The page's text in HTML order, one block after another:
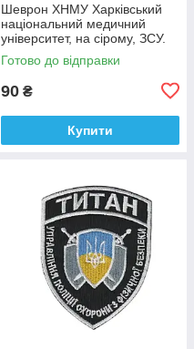
Шеврон ХНМУ Харківський
національний медичний
університет, на сірому, ЗСУ.
діаметр 8,5 см
Готово до відправки
90 ₴
Купити